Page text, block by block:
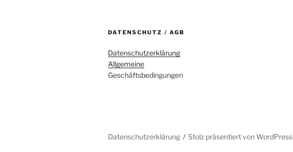
DATENSCHUTZ / AGB
Datenschutzerklärung
Allgemeine
Geschäftsbedingungen
Datenschutzerklärung Stolz präsentiert von WordPress